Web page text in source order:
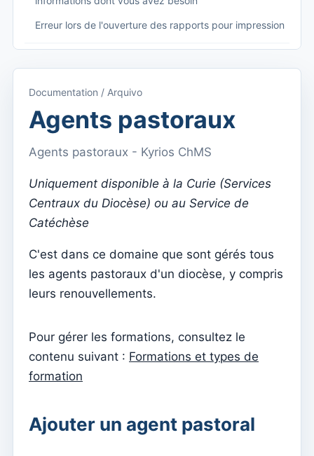
Erreur lors de l'ouverture des rapports pour impression
Accès à la documentation
Menu principal (applications)
Basculer entre les abonnements
Dashboard
Tableau de bord
Paramètres d'abonnement
Curé de la paroisse
Mode sombre
Changer de langue
Modifier la paroisse
Configurer un compte SMTP pour envoyer des emails
Documentation / Arquivo
Agents pastoraux
Agents pastoraux - Kyrios ChMS
Uniquement disponible à la Curie (Services
Centraux du Diocèse) ou au Service de
Catéchèse
C'est dans ce domaine que sont gérés tous
les agents pastoraux d'un diocèse, y compris
leurs renouvellements.
Pour gérer les formations, consultez le
contenu suivant : Formations et types de
formation
Ajouter un agent pastoral